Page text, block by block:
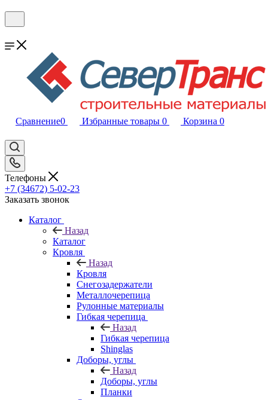
Сравнение0 Избранные товары 0 Корзина 0
Телефоны
+7 (34672) 5-02-23
Заказать звонок
Каталог
Назад
Каталог
Кровля
Назад
Кровля
Снегозадержатели
Металлочерепица
Рулонные материалы
Гибкая черепица
Назад
Гибкая черепица
Shinglas
Доборы, углы
Назад
Доборы, углы
Планки